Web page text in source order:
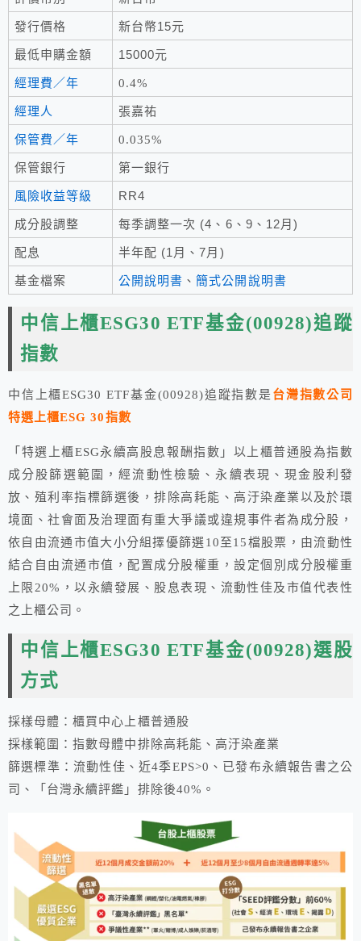
發行價格 新台幣15元
最低申購金額 15000元
經理費／年 0.4%
經理人 張嘉祐
保管費／年 0.035%
保管銀行 第一銀行
風險收益等級 RR4
成分股調整 每季調整一次 (4、6、9、12月)
配息 半年配 (1月、7月)
基金檔案 公開說明書 、簡式公開說明書
中信上櫃ESG30 ETF基金(00928)追蹤
指數
中信上櫃ESG30 ETF基金(00928)追蹤指數是台灣指數公司
特選上櫃ESG 30指數
「特選上櫃ESG永續高股息報酬指數」以上櫃普通股為指數
成分股篩選範圍，經流動性檢驗、永續表現、現金股利發
放、殖利率指標篩選後，排除高耗能、高汙染產業以及於環
境面、社會面及治理面有重大爭議或違規事件者為成分股，
依自由流通市值大小分組擇優篩選10至15檔股票，由流動性
結合自由流通市值，配置成分股權重，設定個別成分股權重
上限20%，以永續發展、股息表現、流動性佳及市值代表性
之上櫃公司。
中信上櫃ESG30 ETF基金(00928)選股
方式
採樣母體：櫃買中心上櫃普通股
採樣範圍：指數母體中排除高耗能、高汙染產業
篩選標準：流動性佳、近4季EPS>0、已發布永續報告書之公
司、「台灣永續評鑑」排除後40%。